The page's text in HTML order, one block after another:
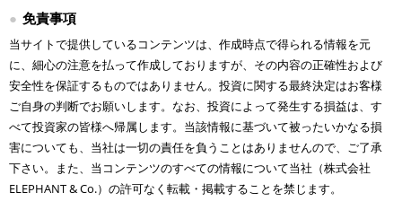
免責事項
当サイトで提供しているコンテンツは、作成時点で得られる情報を元
に、細心の注意を払って作成しておりますが、その内容の正確性および
安全性を保証するものではありません。投資に関する最終決定はお客様
ご自身の判断でお願いします。なお、投資によって発生する損益は、す
べて投資家の皆様へ帰属します。当該情報に基づいて被ったいかなる損
害についても、当社は一切の責任を負うことはありませんので、ご了承
下さい。また、当コンテンツのすべての情報について当社（株式会社
ELEPHANT & Co.）の許可なく転載・掲載することを禁じます。